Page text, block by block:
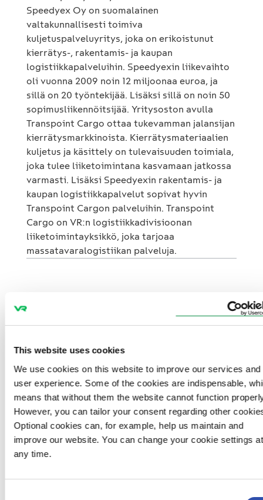
This website uses cookies
We use cookies on this website to improve our services and
user experience. Some of the cookies are indispensable,
means that without them the website cannot function
However, you can tailor your consent regarding other
Optional cookies can, for example, help us maintain and
improve our website. You can change your cookie settings at
any time.
Speedyex Oy on suomalainen
valtakunnallisesti toimiva
kuljetuspalveluyritys, joka on erikoistunut
kierrätys-, rakentamis- ja kaupan
logistiikkapalveluihin. Speedyexin liikevaihto
oli vuonna 2009 noin 12 miljoonaa euroa, ja
sillä on 20 työntekijää. Lisäksi sillä on noin 50
sopimusliikennöitsijää. Yritysoston avulla
Transpoint Cargo ottaa tukevamman jalansijan
kierrätysmarkkinoista. Kierrätysmateriaalien
kuljetus ja käsittely on tulevaisuuden toimiala,
joka tulee liiketoimintana kasvamaan jatkossa
varmasti. Lisäksi Speedyexin rakentamis- ja
kaupan logistiikkapalvelut sopivat hyvin
Transpoint Cargon palveluihin. Transpoint
Cargo on VR:n logistiikkadivisioonan
liiketoimintayksikkö, joka tarjoaa
massatavaralogistiikan palveluja.